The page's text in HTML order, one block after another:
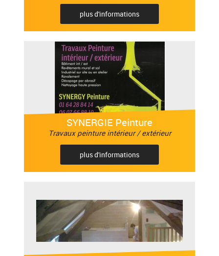
plus d'informations
SYNERGIE Peinture
Travaux peinture intérieur / extérieur
plus d'informations